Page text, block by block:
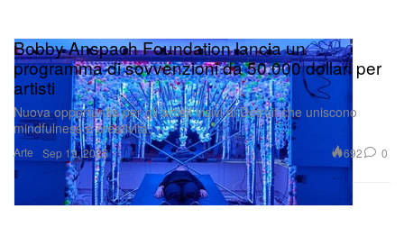
Arte
Bobby Anspach Foundation lancia un
programma di sovvenzioni da 50.000 dollari per
artisti
Nuova opportunità per gli artisti visivi di Detroit che uniscono
mindfulness e creatività.
Sep 19, 2025 692 0